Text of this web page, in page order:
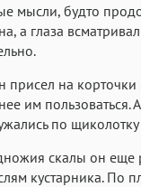
мысли, будто
а глаза
присел на корточки
им пользоваться.
по
скалы он еще
кустарника. По